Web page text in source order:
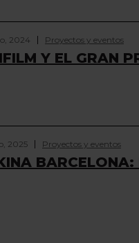
2024 Proyectos y eventos
Y EL GRAN
2025 Proyectos y eventos